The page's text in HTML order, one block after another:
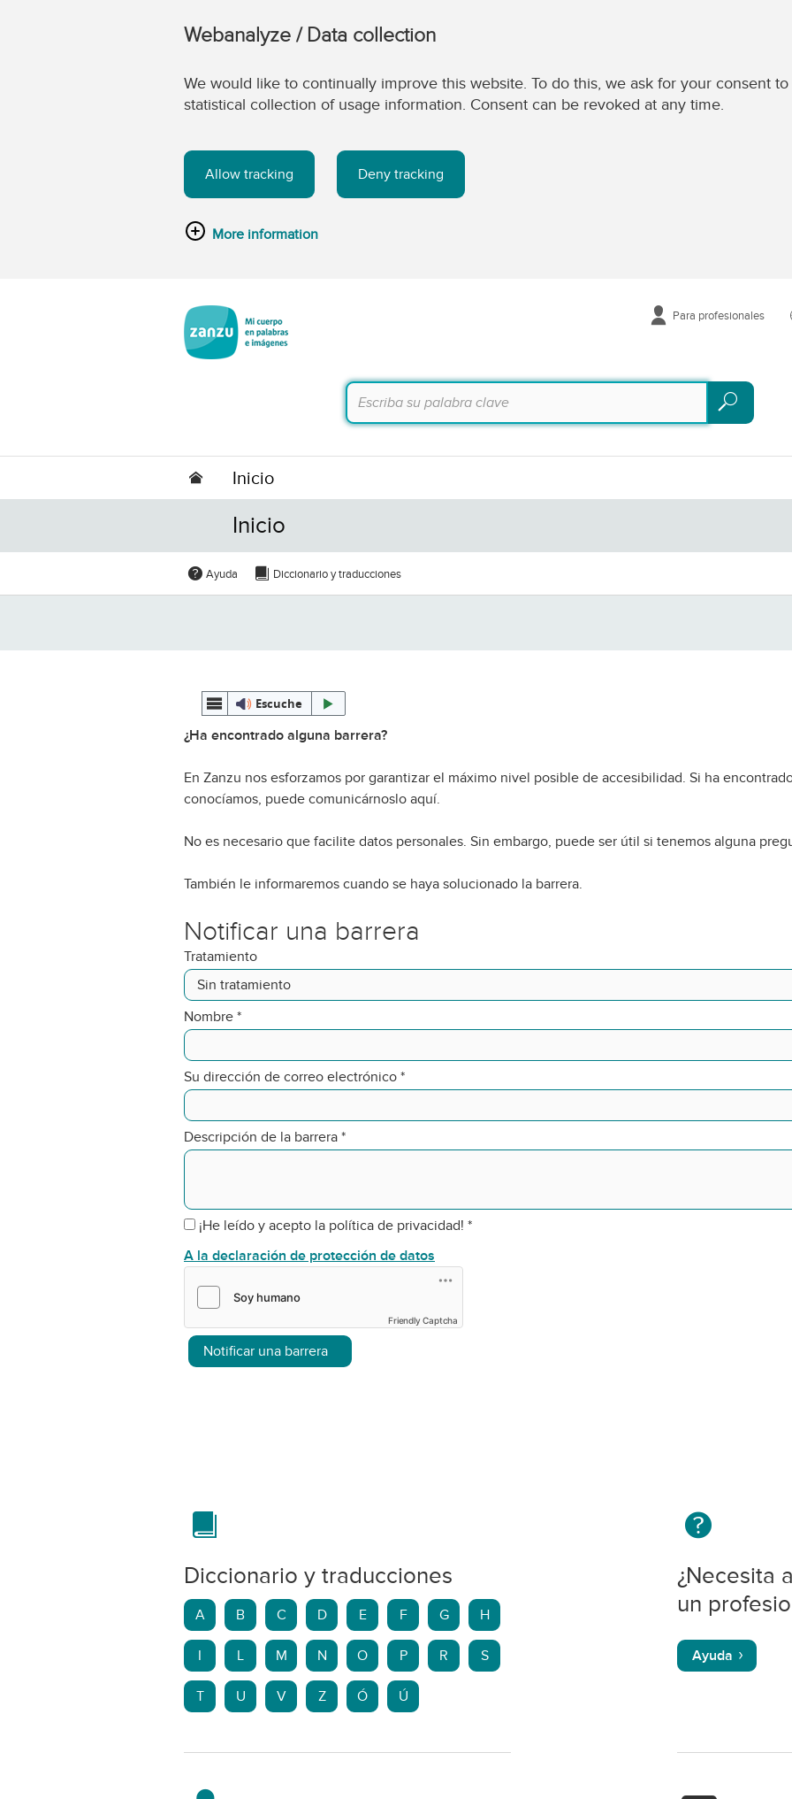
Webanalyze / Data collection
We would like to continually improve this website. To do this, we ask for your consent
statistical collection of usage information. Consent can be revoked at any time.
Allow tracking Deny tracking
More information
Para profesionales
Buscar
Buscar
Inicio
Inicio
Ayuda Diccionario y traducciones
Escuche
¿Ha encontrado alguna barrera?
En Zanzu nos esforzamos por garantizar el máximo nivel posible de accesibilidad. Si ha
conocíamos, puede comunicárnoslo aquí.
No es necesario que facilite datos personales. Sin embargo, puede ser útil si tenemos alguna
También le informaremos cuando se haya solucionado la barrera.
Notificar una barrera
Tratamiento
Nombre *
Su dirección de correo electrónico *
Descripción de la barrera *
¡He leído y acepto la política de privacidad! *
A la declaración de protección de datos
Friendly Captcha
Notificar una barrera
Diccionario y traducciones
A B C D E F G H
I L M N O P R S
T U V Z Ó Ú
¿Necesita
un
Ayuda